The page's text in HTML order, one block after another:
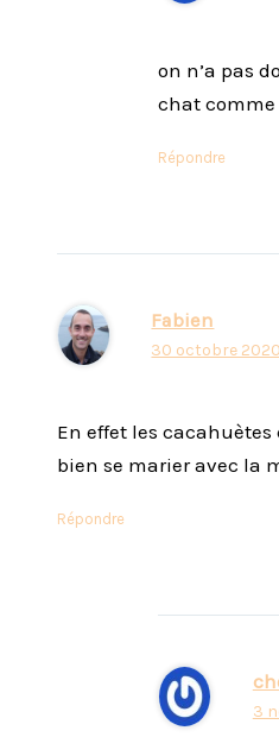
on n’a pas
chat comme
Répondre
Fabien
30 octobre 2020
En effet les
bien se marier avec la
Répondre
3